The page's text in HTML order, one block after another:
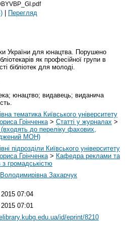
| Перегляд
України для юнацтва. Порушено
як професійної групи в
бібліотек для молоді.
юнацтво; видавець; виданича
тематика Київського університету
Грінченка> Статті у журналах >
до переліку фахових,
МОН)
підрозділи Київського університету
Грінченка> Кафедра реклами та
з громадськістю
Захарчук
07:04
07:01
id/eprint/8210